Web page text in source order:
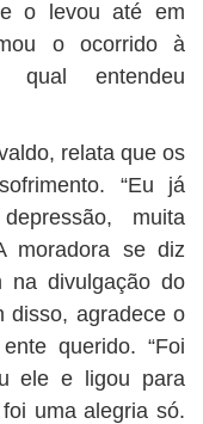
o levou até em
o ocorrido à
qual entendeu
relata que os
“Eu já
muita
moradora se diz
na divulgação do
disso, agradece o
querido. “Foi
ele e ligou para
uma alegria só.